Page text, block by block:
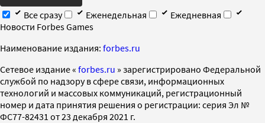
Все сразу
Еженедельная
Ежедневная
Новости Forbes Games
Наименование издания: forbes.ru
Cетевое издание « forbes.ru » зарегистрировано Федеральной
службой по надзору в сфере связи, информационных
технологий и массовых коммуникаций, регистрационный
номер и дата принятия решения о регистрации: серия Эл №
ФС77-82431 от 23 декабря 2021 г.